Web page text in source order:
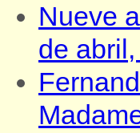
Nueve
de